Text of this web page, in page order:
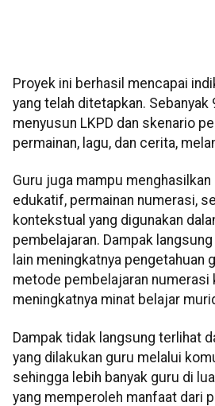
Proyek ini berhasil mencapai
yang telah ditetapkan. Sebanyak
menyusun LKPD dan skenario
permainan, lagu, dan cerita,
Guru juga mampu
edukatif, permainan numerasi,
kontekstual yang digunakan
pembelajaran. Dampak
lain meningkatnya pengetahuan
metode pembelajaran
meningkatnya minat belajar
Dampak tidak langsung terlihat
yang dilakukan guru melalui
sehingga lebih banyak guru di
yang memperoleh manfaat dari